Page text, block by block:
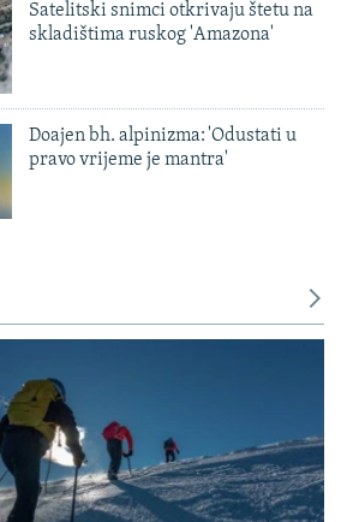
Satelitski snimci otkrivaju štetu na
skladištima ruskog 'Amazona'
Doajen bh. alpinizma: 'Odustati u
pravo vrijeme je mantra'